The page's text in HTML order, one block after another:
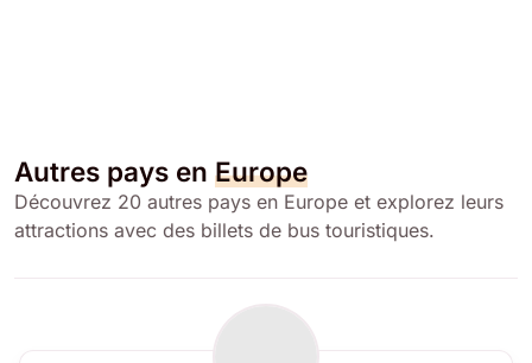
Autres pays en Europe
Découvrez 20 autres pays en Europe et explorez leurs
attractions avec des billets de bus touristiques.